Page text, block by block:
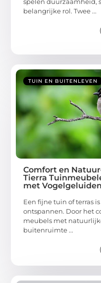
belangrijke rol. Twee ...
TUIN EN BUITENLEVEN
Comfort en
Tierra
met Vogelgeluiden
Een fijne tuin of terras
ontspannen. Door het
meubels met
buitenruimte ...